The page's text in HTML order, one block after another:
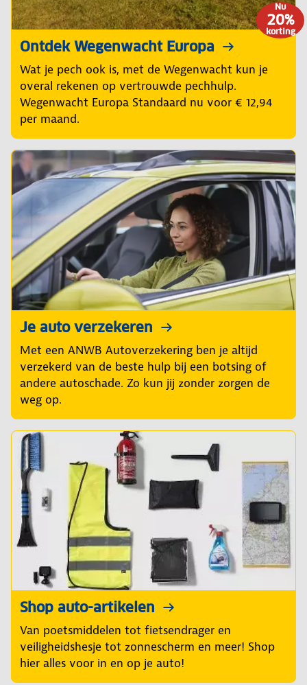
Nu
20%
korting
Ontdek Wegenwacht Europa
Wat je pech ook is, met de Wegenwacht kun je
overal rekenen op vertrouwde pechhulp.
Wegenwacht Europa Standaard nu voor € 12,94
per maand.
Je auto verzekeren
Met een ANWB Autoverzekering ben je altijd
verzekerd van de beste hulp bij een botsing of
andere autoschade. Zo kun jij zonder zorgen de
weg op.
Shop auto-artikelen
Van poetsmiddelen tot fietsendrager en
veiligheidshesje tot zonnescherm en meer! Shop
hier alles voor in en op je auto!